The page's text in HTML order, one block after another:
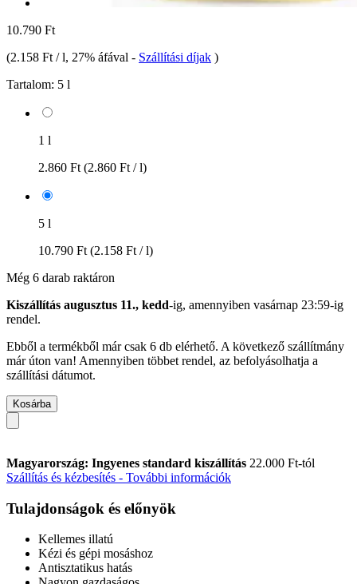
10.790 Ft
(2.158 Ft / l, 27% áfával - Szállítási díjak )
Tartalom: 5 l
1 l
2.860 Ft (2.860 Ft / l)
5 l
10.790 Ft (2.158 Ft / l)
Még 6 darab raktáron
Kiszállítás augusztus 11., kedd-ig, amennyiben vasárnap 23:59-ig
rendel.
Ebből a termékből már csak 6 db elérhető. A következő szállítmány
már úton van! Amennyiben többet rendel, az befolyásolhatja a
szállítási dátumot.
Kosárba
Magyarország: Ingyenes standard kiszállítás 22.000 Ft-tól
Szállítás és kézbesítés - További információk
Tulajdonságok és előnyök
Kellemes illatú
Kézi és gépi mosáshoz
Antisztatikus hatás